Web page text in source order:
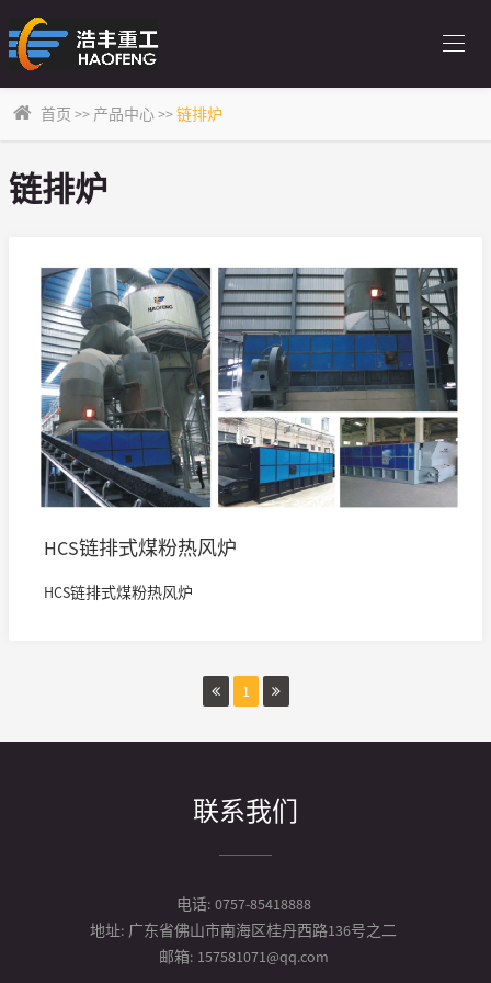
首页 >> 产品中心>>链排炉
链排炉
HCS链排式煤粉热风炉
HCS链排式煤粉热风炉
1
联系我们
电话: 0757-85418888
地址: 广东省佛山市南海区桂丹西路136号之二
邮箱: 157581071@qq.com